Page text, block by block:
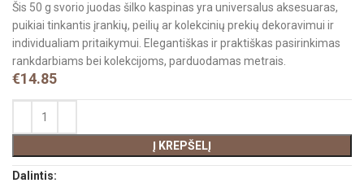
Šis 50 g svorio juodas šilko kaspinas yra universalus aksesuaras,
puikiai tinkantis įrankių, peilių ar kolekcinių prekių dekoravimui ir
individualiam pritaikymui. Elegantiškas ir praktiškas pasirinkimas
rankdarbiams bei kolekcijoms, parduodamas metrais.
€14.85
Į KREPŠELĮ
Dalintis: